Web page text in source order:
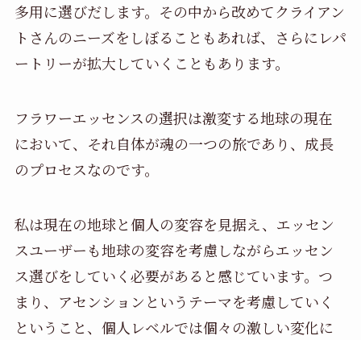
多用に選びだします。その中から改めてクライアン
トさんのニーズをしぼることもあれば、さらにレパ
ートリーが拡大していくこともあります。
フラワーエッセンスの選択は激変する地球の現在
において、それ自体が魂の一つの旅であり、成長
のプロセスなのです。
私は現在の地球と個人の変容を見据え、エッセン
スユーザーも地球の変容を考慮しながらエッセン
ス選びをしていく必要があると感じています。つ
まり、アセンションというテーマを考慮していく
ということ、個人レベルでは個々の激しい変化に